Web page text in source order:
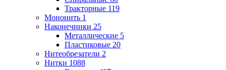
Тракторные 119
Мононить 1
Наконечники 25
Металлические 5
Пластиковые 20
Нитеобрезатели 2
Нитки 1088